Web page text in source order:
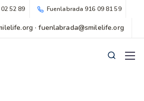
52 89 Fuenlabrada916 09 81 59
· fuenlabrada@smilelife.org